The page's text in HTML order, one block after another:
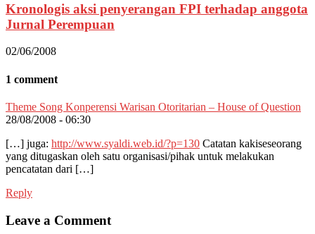
Kronologis aksi penyerangan FPI terhadap anggota
Jurnal Perempuan
02/06/2008
1 comment
Theme Song Konperensi Warisan Otoritarian – House of Question
28/08/2008 - 06:30
[…] juga: http://www.syaldi.web.id/?p=130 Catatan kakiseseorang
yang ditugaskan oleh satu organisasi/pihak untuk melakukan
pencatatan dari […]
Reply
Leave a Comment